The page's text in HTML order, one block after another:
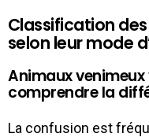
Classification
selon leur mode
Animaux
comprendre la
La confusion est